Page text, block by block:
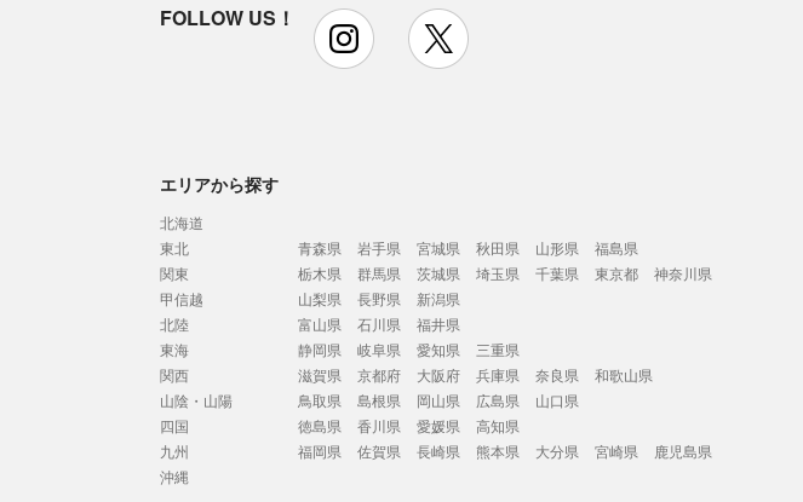
FOLLOW US！ instagram
エリアから探す
北海道
東北
青森県 岩手県 宮城県 秋田県 山形県
福島県
関東
栃木県 群馬県 茨城県 埼玉県 千葉県 東京都
神奈川県
甲信越
山梨県 長野県
新潟県
北陸
富山県 石川県
福井県
東海
静岡県 岐阜県 愛知県
三重県
関西
滋賀県 京都府 大阪府 兵庫県 奈良県
和歌山県
山陰・山陽
鳥取県 島根県 岡山県 広島県
山口県
四国
徳島県 香川県 愛媛県
高知県
九州
福岡県 佐賀県 長崎県 熊本県 大分県 宮崎県
鹿児島県
沖縄